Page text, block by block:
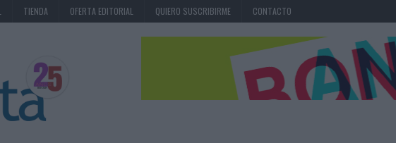
TIENDA OFERTA EDITORIAL QUIERO SUSCRIBIRME CONTACTO